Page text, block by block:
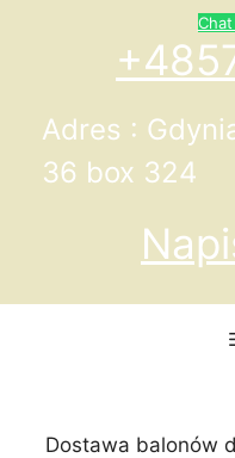
Adres :
36 box 324
Dostawa balonów